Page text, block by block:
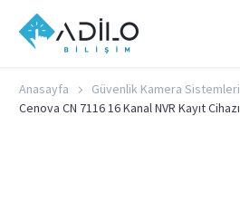
Anasayfa Güvenlik Kamera Sistemleri
Cenova CN 7116 16 Kanal NVR Kayıt Cihazı